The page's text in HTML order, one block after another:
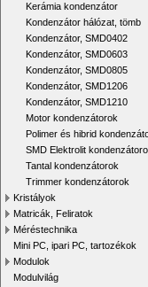
Kerámia kondenzátor
Kondenzátor hálózat, tömb
Kondenzátor, SMD0402
Kondenzátor, SMD0603
Kondenzátor, SMD0805
Kondenzátor, SMD1206
Kondenzátor, SMD1210
Motor kondenzátorok
Polimer és hibrid
SMD Elektrolit
Tantal kondenzátorok
Trimmer kondenzátorok
Kristályok
Matricák, Feliratok
Méréstechnika
Mini PC, ipari PC, tartozékok
Modulok
Modulvilág